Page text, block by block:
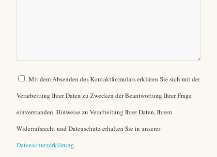
Mit dem Absenden des Kontaktformulars erklären Sie sich mit der
Verarbeitung Ihrer Daten zu Zwecken der Beantwortung Ihrer Frage
einverstanden. Hinweise zu Verarbeitung Ihrer Daten, Ihrem
Widerrufsrecht und Datenschutz erhalten Sie in unserer
Datenschutzerklärung.